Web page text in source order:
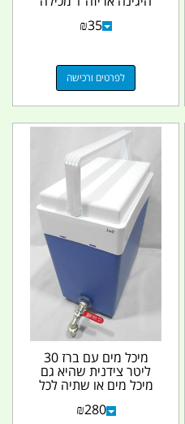
₪35
לפרטים ורכישה
מיכל מים עם ברז 30
ליטר צידנית שהיא גם
מיכל מים או שתיה לכל
₪280